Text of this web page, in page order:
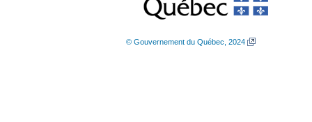
© Gouvernement du Québec, 2024